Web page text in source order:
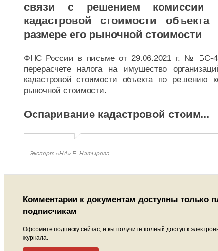
связи с решением комиссии
кадастровой стоимости
размере его рыночной стоимости
ФНС России в письме от 29.06.2021 г. № БС-4-
перерасчете налога на имущество
кадастровой стоимости объекта по решению
рыночной стоимости.
Оспаривание кадастровой стоим...
Эксперт «НА» Е. Натырова
Комментарии к документам доступны только
подписчикам
Оформите подписку сейчас, и вы получите полный доступ к
журнала.